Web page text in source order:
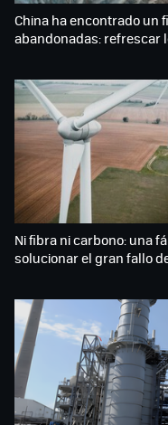
China ha encontrado un
abandonadas: refrescar
Ni fibra ni carbono: una
solucionar el gran fallo